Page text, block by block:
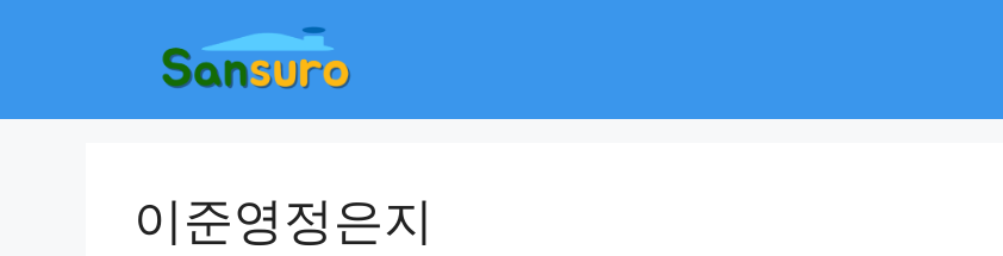
이준영정은지